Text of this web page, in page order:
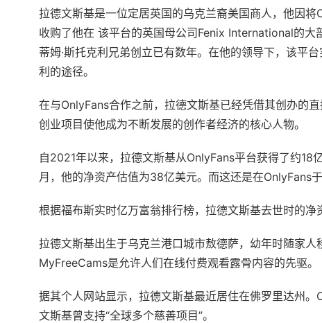
拉德文斯基是一位定居英国的乌克兰裔美国商人，他因
收购了他在 该平台的英国母公司Fenix International的大
蒂姆·斯托克利兄弟创立已有数年。在他的领导下，该平
利的途径。
在与OnlyFans合作之前，拉德文斯基已经凭借其创办的
创业项目使他成为不断发展的创作者经济的核心人物。
自2021年以来，拉德文斯基从OnlyFans平台获得了约18
月，他的净资产估值为38亿美元。而这还是在OnlyFans
根据福布斯实时亿万富翁排行榜，拉德文斯基去世时的净
拉德文斯基出生于乌克兰港口城市敖德萨，幼年时随家人
MyFreeCams是允许人们在线付费观看露骨内容的先驱。
据其个人网站显示，拉德文斯基最近居住在佛罗里达州
文斯基曾支持“全球多个慈善项目”。